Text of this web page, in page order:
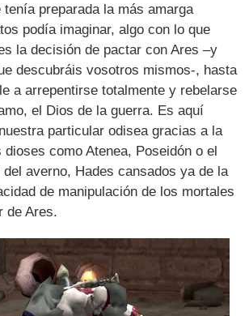
tenía preparada la más amarga
podía imaginar, algo con lo que
la decisión de pactar con Ares –y
descubráis vosotros mismos-, hasta
a arrepentirse totalmente y rebelarse
el Dios de la guerra. Es aquí
particular odisea gracias a la
como Atenea, Poseidón o el
averno, Hades cansados ya de la
de manipulación de los mortales
de Ares.